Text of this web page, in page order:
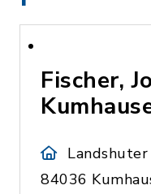
Fischer,
84036